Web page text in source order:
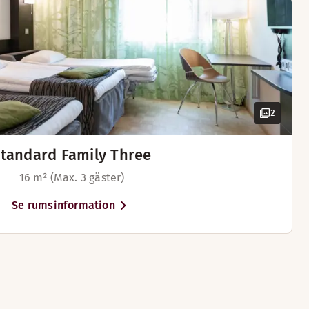
2
Family Three
16 m² (Max. 3 gäster)
Se rumsinformation